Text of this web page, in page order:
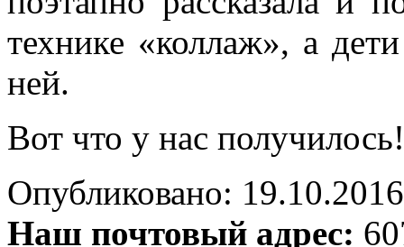
технике «коллаж», а
ней.
Вот что у нас получилось!
Опубликовано:
Наш почтовый адрес: